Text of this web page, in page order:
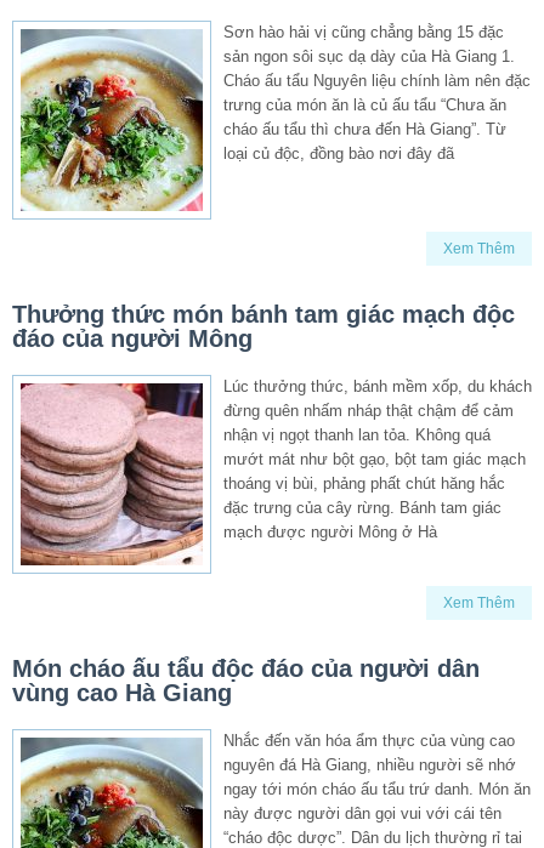
Sơn hào hải vị cũng chẳng bằng 15 đặc
sản ngon sôi sục dạ dày của Hà Giang 1.
Cháo ấu tẩu Nguyên liệu chính làm nên đặc
trưng của món ăn là củ ấu tẩu “Chưa ăn
cháo ấu tẩu thì chưa đến Hà Giang”. Từ
loại củ độc, đồng bào nơi đây đã
Xem Thêm
Thưởng thức món bánh tam giác mạch độc
đáo của người Mông
Lúc thưởng thức, bánh mềm xốp, du khách
đừng quên nhấm nháp thật chậm để cảm
nhận vị ngọt thanh lan tỏa. Không quá
mướt mát như bột gạo, bột tam giác mạch
thoáng vị bùi, phảng phất chút hăng hắc
đặc trưng của cây rừng. Bánh tam giác
mạch được người Mông ở Hà
Xem Thêm
Món cháo ấu tẩu độc đáo của người dân
vùng cao Hà Giang
Nhắc đến văn hóa ẩm thực của vùng cao
nguyên đá Hà Giang, nhiều người sẽ nhớ
ngay tới món cháo ấu tẩu trứ danh. Món ăn
này được người dân gọi vui với cái tên
“cháo độc dược”. Dân du lịch thường rỉ tai